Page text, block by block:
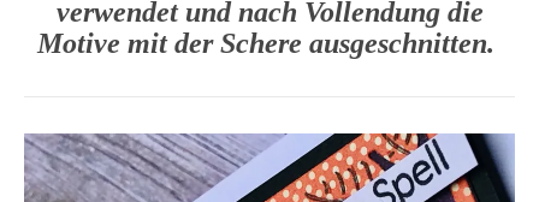
verwendet und nach Vollendung die
Motive mit der Schere ausgeschnitten.